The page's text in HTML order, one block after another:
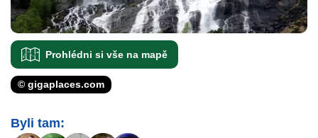
Prohlédni si vše na mapě
© gigaplaces.com
Byli tam: